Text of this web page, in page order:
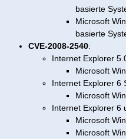
basierte
Microsoft
basierte
CVE-2008-2540:
Internet Explorer
Microsoft
Internet Explorer 6
Microsoft
Internet Explorer 6
Microsoft
Microsoft